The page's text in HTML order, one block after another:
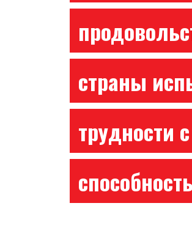
страны
трудности